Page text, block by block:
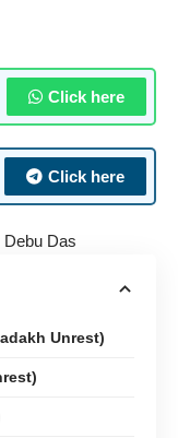
Click here
Click here
Debu Das
(Ladakh Unrest)